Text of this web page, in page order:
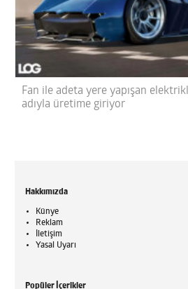
Fan ile adeta yere yapışan
adıyla üretime giriyor
Hakkımızda
Künye
Reklam
İletişim
Yasal Uyarı
Popüler İçerikler